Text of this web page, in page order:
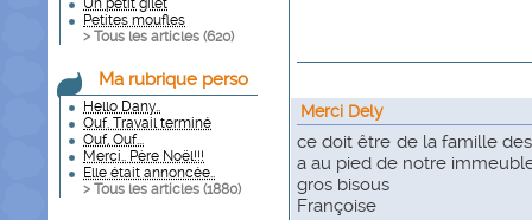
Un petit gilet
Petites moufles
> Tous les articles (620)
Ma rubrique perso
Hello Dany..
Ouf. Travail terminé
Ouf, Ouf...
Merci.. Père Noël!!!
Elle était annoncée..
> Tous les articles (1880)
Merci Dely
ce doit être de la famille
a au pied de notre
gros bisous
Françoise